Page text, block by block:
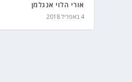
אורי הלוי אנגלמן
4 באפריל 2018